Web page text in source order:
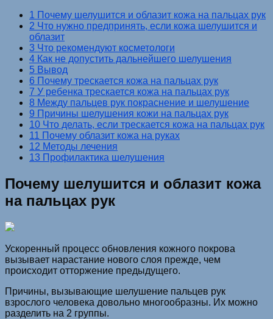
1 Почему шелушится и облазит кожа на пальцах рук
2 Что нужно предпринять, если кожа шелушится и
облазит
3 Что рекомендуют косметологи
4 Как не допустить дальнейшего шелушения
5 Вывод
6 Почему трескается кожа на пальцах рук
7 У ребенка трескается кожа на пальцах рук
8 Между пальцев рук покраснение и шелушение
9 Причины шелушения кожи на пальцах рук
10 Что делать, если трескается кожа на пальцах рук
11 Почему облазит кожа на руках
12 Методы лечения
13 Профилактика шелушения
Почему шелушится и облазит кожа
на пальцах рук
Ускоренный процесс обновления кожного покрова
вызывает нарастание нового слоя прежде, чем
происходит отторжение предыдущего.
Причины, вызывающие шелушение пальцев рук
взрослого человека довольно многообразны. Их можно
разделить на 2 группы.